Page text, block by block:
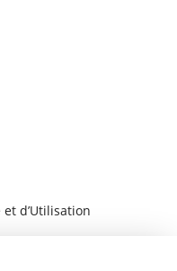
d’Utilisation